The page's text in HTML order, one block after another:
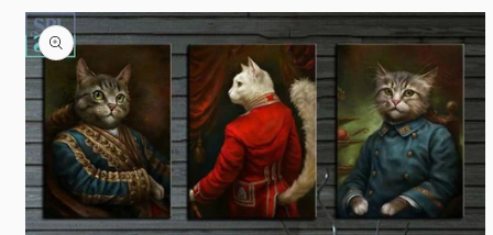
Passer aux
informations
produits